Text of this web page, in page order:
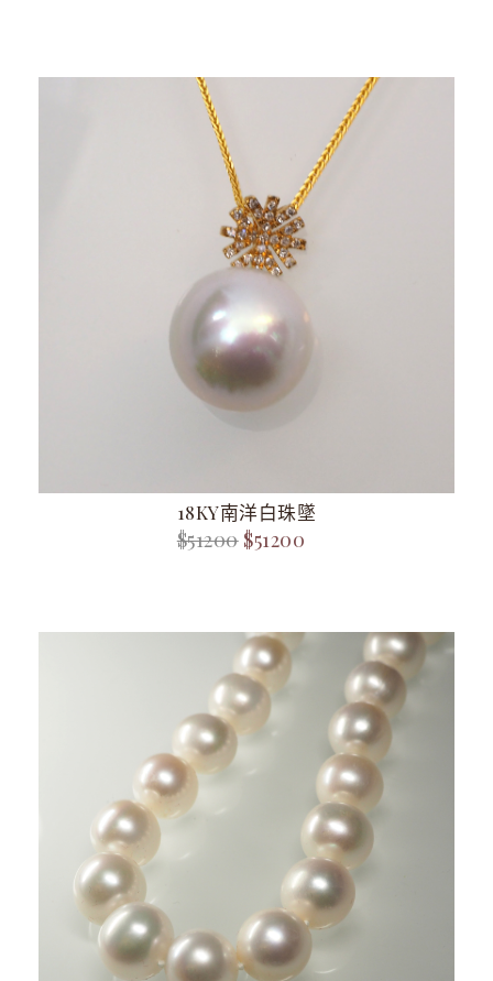
18KY南洋白珠墜
$51200 $51200